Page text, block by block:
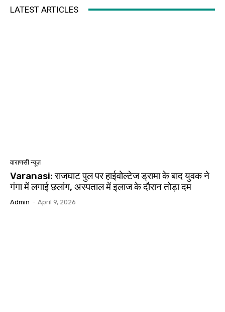
LATEST ARTICLES
वाराणसी न्यूज़
Varanasi: राजघाट पुल पर हाईवोल्टेज ड्रामा के बाद युवक ने
गंगा में लगाई छलांग, अस्पताल में इलाज के दौरान तोड़ा दम
Admin - April 9, 2026